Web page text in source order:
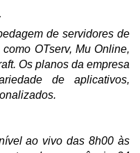
de servidores de
OTserv, Mu Online,
Os planos da empresa
de aplicativos,
ao vivo das 8h00 às